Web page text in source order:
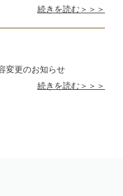
続きを読む＞＞＞
変更のお知らせ
続きを読む＞＞＞